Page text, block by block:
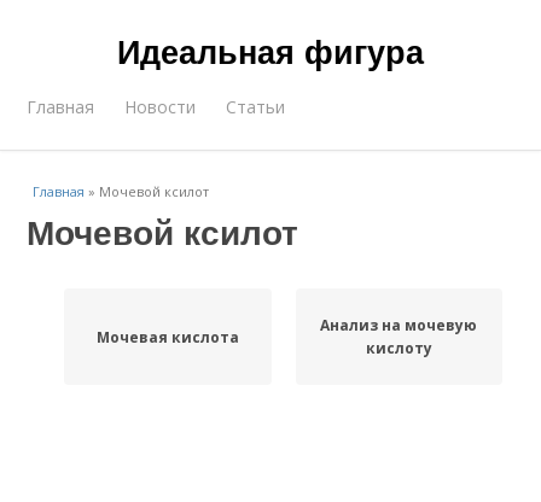
Идеальная фигура
Главная Новости Статьи
Главная » Мочевой ксилот
Мочевой ксилот
Мочевая кислота
Анализ на мочевую
кислоту